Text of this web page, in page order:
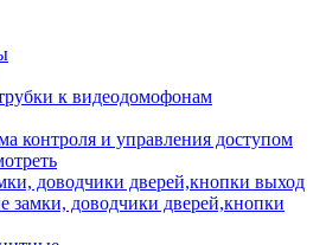
к видеодомофонам
контроля и управления доступом
доводчики дверей,кнопки выход
замки, доводчики дверей,кнопки